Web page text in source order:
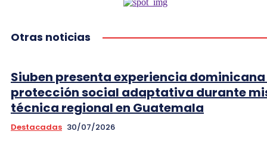
Otras noticias
Siuben presenta experiencia dominicana
protección social adaptativa durante
técnica regional en Guatemala
Destacadas 30/07/2026